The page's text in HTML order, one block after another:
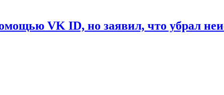
VK ID, но заявил, что убрал